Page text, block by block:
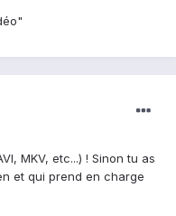
MKV, etc...) ! Sinon tu as
et qui prend en charge